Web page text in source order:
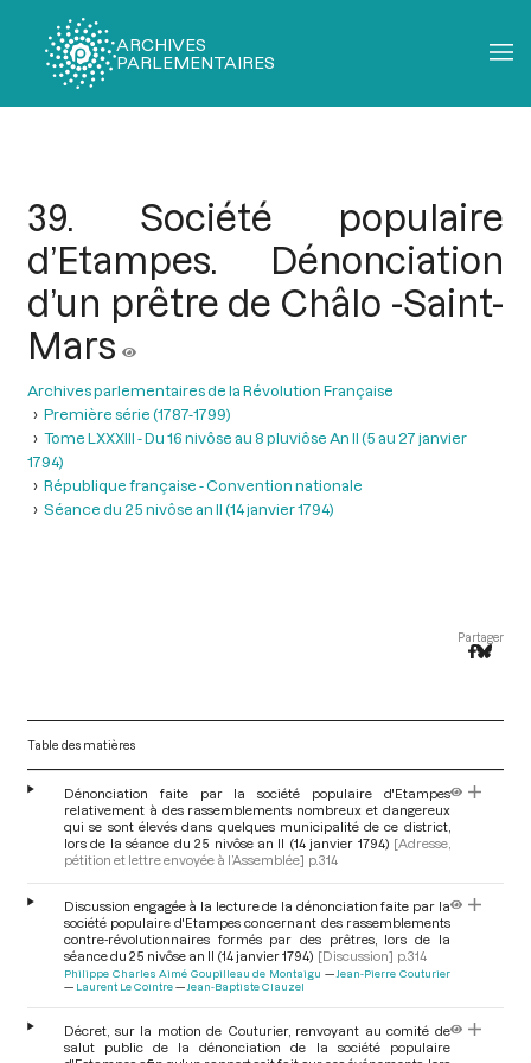
ARCHIVES
PARLEMENTAIRES
39. Société populaire
d’Etampes. Dénonciation
d’un prêtre de Châlo -Saint-
Mars
Archives parlementaires de la Révolution Française
Première série (1787-1799)
Tome LXXXIII - Du 16 nivôse au 8 pluviôse An II (5 au 27 janvier
1794)
République française - Convention nationale
Séance du 25 nivôse an II (14 janvier 1794)
Partager
Table des matières
Dénonciation faite par la société populaire d'Etampes
relativement à des rassemblements nombreux et dangereux
qui se sont élevés dans quelques municipalité de ce district,
lors de la séance du 25 nivôse an II (14 janvier 1794) [Adresse,
pétition et lettre envoyée à l’Assemblée] p.314
Discussion engagée à la lecture de la dénonciation faite par la
société populaire d'Etampes concernant des rassemblements
contre-révolutionnaires formés par des prêtres, lors de la
séance du 25 nivôse an II (14 janvier 1794) [Discussion] p.314
Philippe Charles Aimé Goupilleau de Montaigu
Jean-Pierre Couturier
Laurent Le Cointre
Jean-Baptiste Clauzel
Décret, sur la motion de Couturier, renvoyant au comité de
salut public de la dénonciation de la société populaire